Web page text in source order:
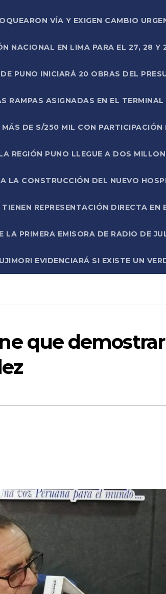
VÍA Y EXIGEN CAMBIO
NACIONAL EN LIMA PARA EL 27, 28 Y
PUNO INICIARÁ 20 OBRAS DEL
RAMPAS ASIGNADAS EN EL
DE S/250 MIL CON PARTICIPACIÓN
REGIÓN PUNO LLEGUE A DOS
LA CONSTRUCCIÓN DEL NUEVO
REPRESENTACIÓN DIRECTA EN
PRIMERA EMISORA DE RADIO DE
EVIDENCIARÁ SI EXISTE UN
que demostrar